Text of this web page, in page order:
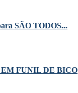
SÃO TODOS...
FUNIL DE BICO